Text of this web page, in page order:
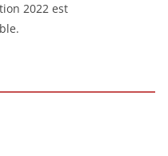
2022 est